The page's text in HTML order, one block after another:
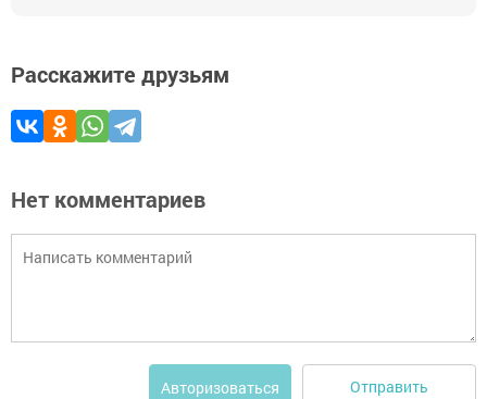
Расскажите друзьям
Нет комментариев
Авторизоваться Отправить